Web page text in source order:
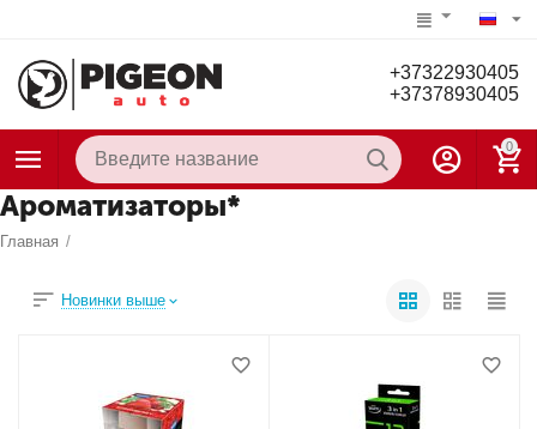
+37322930405
+37378930405
0
Ароматизаторы*
Главная /
Новинки выше